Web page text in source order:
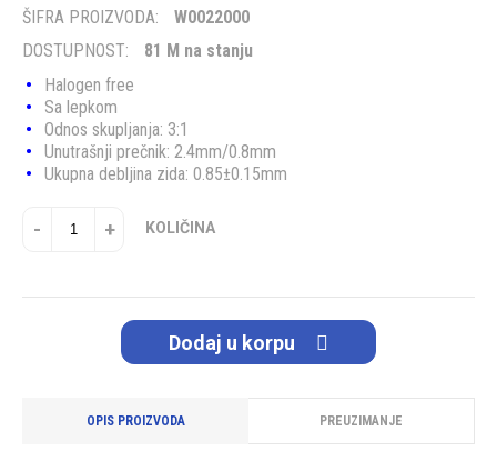
ŠIFRA PROIZVODA:
W0022000
DOSTUPNOST:
81 M na stanju
Halogen free
Sa lepkom
Odnos skupljanja: 3:1
Unutrašnji prečnik: 2.4mm/0.8mm
Ukupna debljina zida: 0.85±0.15mm
- + KOLIČINA
Dodaj u korpu
OPIS PROIZVODA PREUZIMANJE